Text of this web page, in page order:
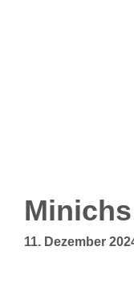
11. Dezember